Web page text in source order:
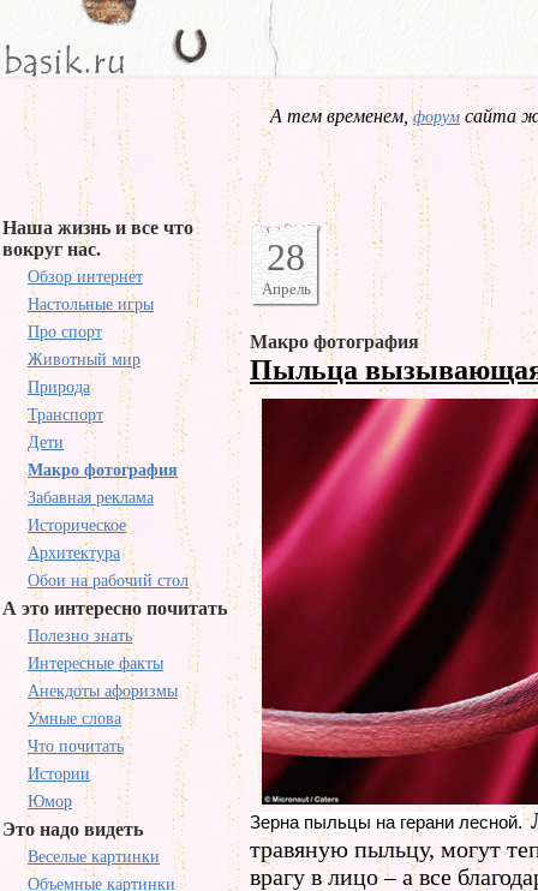
А тем временем,форум сайта
Наша жизнь и все что
вокруг нас.
Обзор интернет
Настольные игры
Про спорт
Животный мир
Природа
Транспорт
Дети
Макро фотография
Забавная реклама
Историческое
Архитектура
Обои на рабочий стол
А это интересно почитать
Полезно знать
Интересные факты
Анекдоты афоризмы
Умные слова
Что почитать
Истории
Юмор
Это надо видеть
Веселые картинки
Объемные картинки
28
Апрель
Макро фотография
Пыльца
Зерна пыльцы на герани лесной.
травяную пыльцу, могут
врагу в лицо – а все